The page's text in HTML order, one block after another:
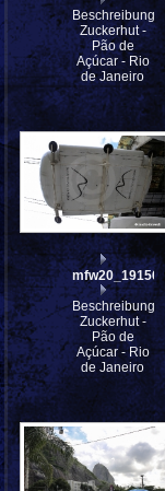
Beschreibung:
Zuckerhut -
Pão de
Açúcar - Rio
de Janeiro
mfw20_191567
Beschreibung:
Zuckerhut -
Pão de
Açúcar - Rio
de Janeiro